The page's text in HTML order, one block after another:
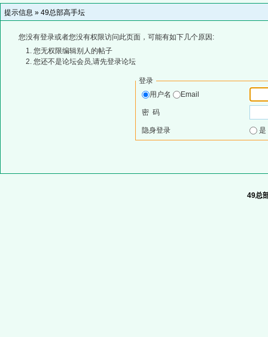
提示信息 » 49总部高手坛
您没有登录或者您没有权限访问此页面，可能有如下几个原因:
您无权限编辑别人的帖子
您还不是论坛会员,请先登录论坛
登录
用户名
Email
密 码
隐身登录
49总